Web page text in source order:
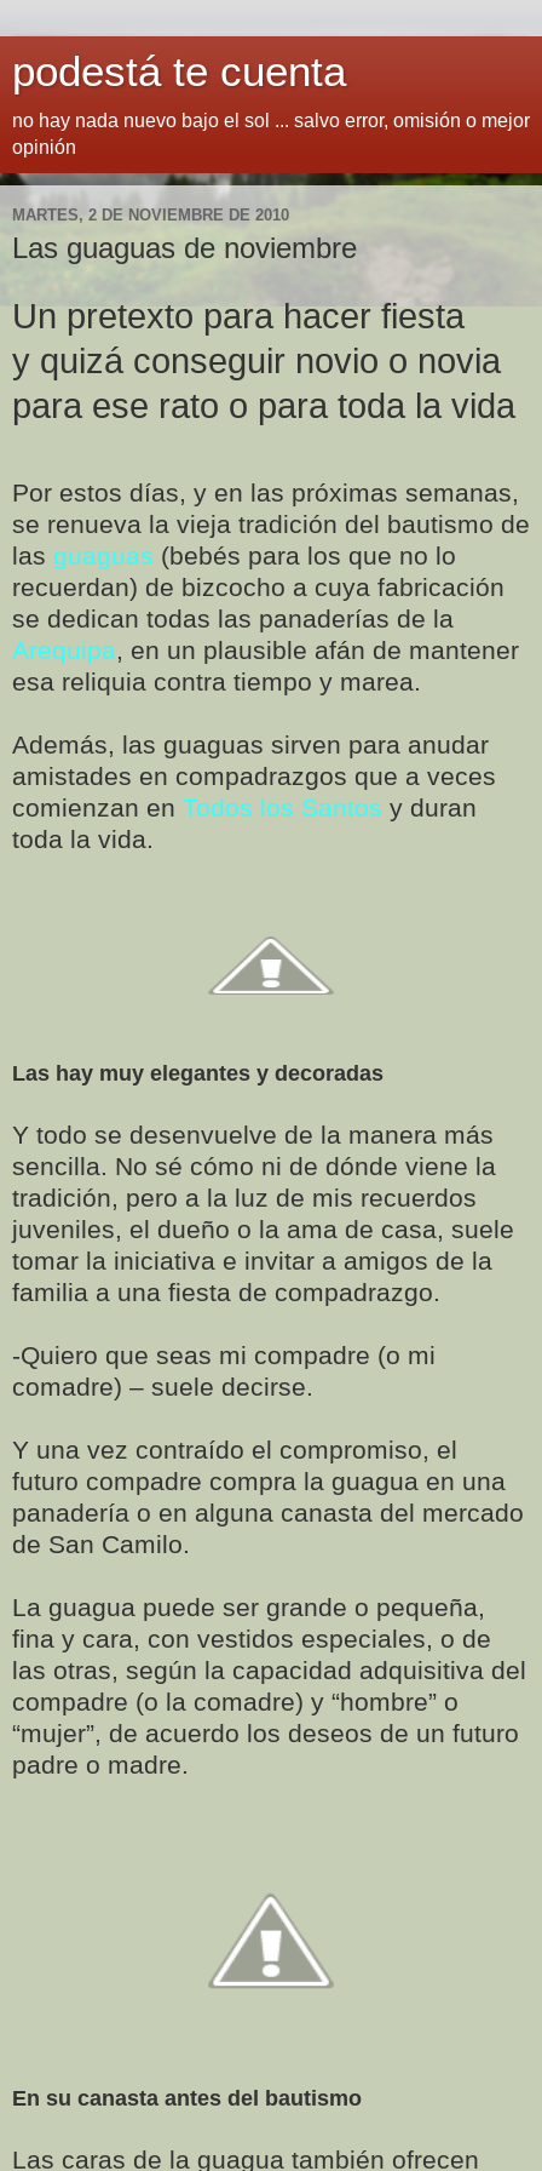
podestá te cuenta
no hay nada nuevo bajo el sol ... salvo error, omisión o mejor
opinión
MARTES, 2 DE NOVIEMBRE DE 2010
Las guaguas de noviembre
Un pretexto para hacer fiesta
y quizá conseguir novio o novia
para ese rato o para toda la vida
Por estos días, y en las próximas semanas,
se renueva la vieja tradición del bautismo de
las guaguas (bebés para los que no lo
recuerdan) de bizcocho a cuya fabricación
se dedican todas las panaderías de la
Arequipa, en un plausible afán de mantener
esa reliquia contra tiempo y marea.
Además, las guaguas sirven para anudar
amistades en compadrazgos que a veces
comienzan en Todos los Santos y duran
toda la vida.
Las hay muy elegantes y decoradas
Y todo se desenvuelve de la manera más
sencilla. No sé cómo ni de dónde viene la
tradición, pero a la luz de mis recuerdos
juveniles, el dueño o la ama de casa, suele
tomar la iniciativa e invitar a amigos de la
familia a una fiesta de compadrazgo.
-Quiero que seas mi compadre (o mi
comadre) – suele decirse.
Y una vez contraído el compromiso, el
futuro compadre compra la guagua en una
panadería o en alguna canasta del mercado
de San Camilo.
La guagua puede ser grande o pequeña,
fina y cara, con vestidos especiales, o de
las otras, según la capacidad adquisitiva del
compadre (o la comadre) y “hombre” o
“mujer”, de acuerdo los deseos de un futuro
padre o madre.
En su canasta antes del bautismo
Las caras de la guagua también ofrecen